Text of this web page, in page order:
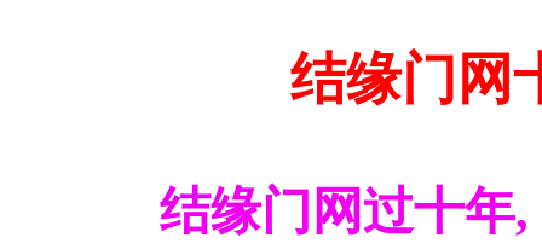
结缘门网
结缘门网过十